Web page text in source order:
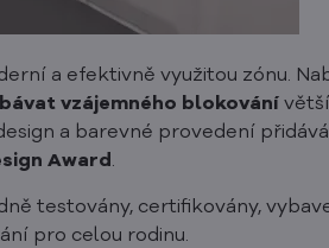
a efektivně využitou zónu.
vzájemného blokování
a barevné provedení přidává
Award.
testovány, certifikovány,
pro celou rodinu.